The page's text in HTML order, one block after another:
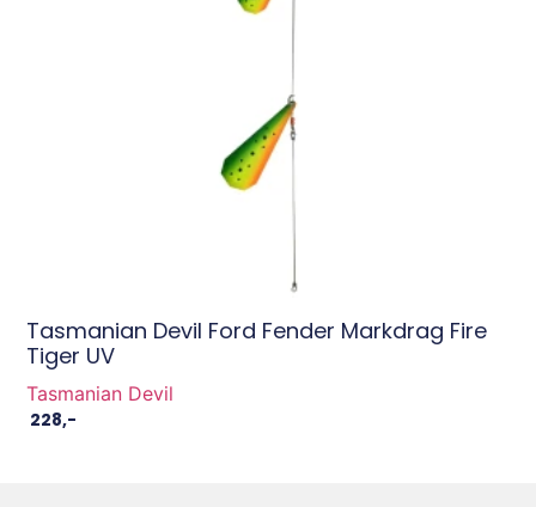
Tasmanian Devil Ford Fender Markdrag Fire
Tiger UV
Tasmanian Devil
228,-